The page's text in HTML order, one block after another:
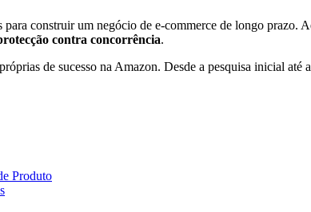
para construir um negócio de e-commerce de longo prazo.
contra concorrência.
de sucesso na Amazon. Desde a pesquisa inicial até
Produto